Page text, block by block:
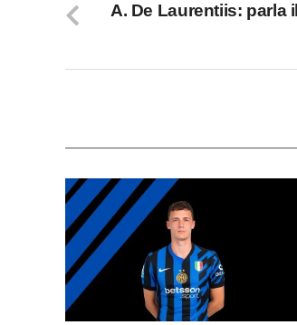
A. De Laurentiis: parla